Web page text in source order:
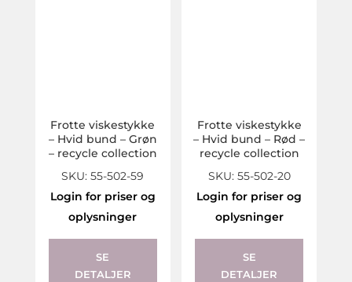
Frotte viskestykke
– Hvid bund – Grøn
– recycle collection
SKU: 55-502-59
Login for priser og
oplysninger
SE
DETALJER
Frotte viskestykke
– Hvid bund – Rød –
recycle collection
SKU: 55-502-20
Login for priser og
oplysninger
SE
DETALJER